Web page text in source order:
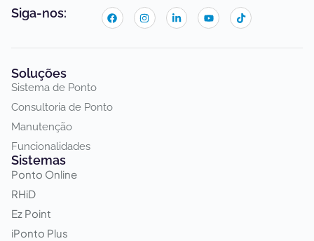
Siga-nos:
Soluções
Sistema de Ponto
Consultoria de Ponto
Manutenção
Funcionalidades
Sistemas
Ponto Online
RHiD
Ez Point
iPonto Plus